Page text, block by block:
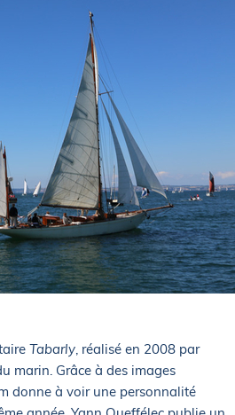
Tabarly , réalisé en 2008 par
marin. Grâce à des images
donne à voir une personnalité